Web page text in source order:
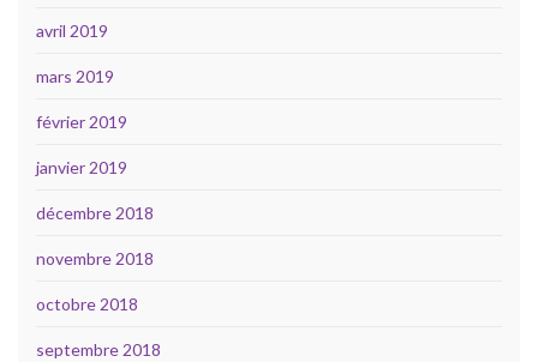
avril 2019
mars 2019
février 2019
janvier 2019
décembre 2018
novembre 2018
octobre 2018
septembre 2018